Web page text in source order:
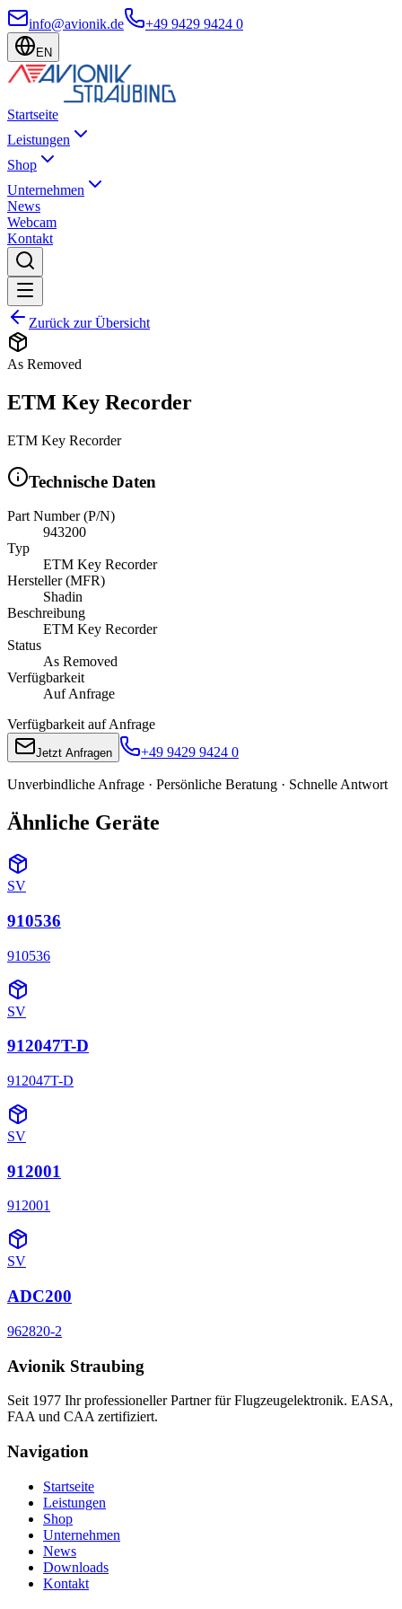
info@avionik.de +49 9429 9424 0
EN
Startseite
Leistungen
Shop
Unternehmen
News
Webcam
Kontakt
Zurück zur Übersicht
As Removed
ETM Key Recorder
ETM Key Recorder
Technische Daten
Part Number (P/N)
943200
Typ
ETM Key Recorder
Hersteller (MFR)
Shadin
Beschreibung
ETM Key Recorder
Status
As Removed
Verfügbarkeit
Auf Anfrage
Verfügbarkeit auf Anfrage
Jetzt Anfragen +49 9429 9424 0
Unverbindliche Anfrage · Persönliche Beratung · Schnelle Antwort
Ähnliche Geräte
SV
910536
910536
SV
912047T-D
912047T-D
SV
912001
912001
SV
ADC200
962820-2
Avionik Straubing
Seit 1977 Ihr professioneller Partner für Flugzeugelektronik. EASA,
FAA und CAA zertifiziert.
Navigation
Startseite
Leistungen
Shop
Unternehmen
News
Downloads
Kontakt